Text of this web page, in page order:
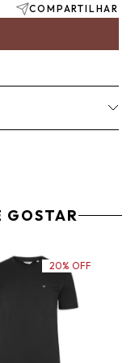
COMPARTILHAR
GOSTAR
20% OFF